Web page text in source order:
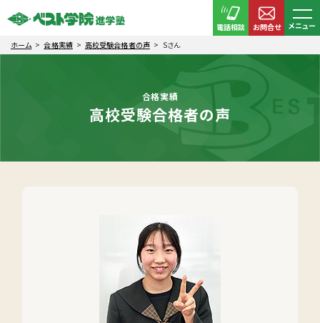
電話相談 お問合せ
メニュー
ホーム
合格実績 高校受験合格者の声 Ｓさん
合格実績
高校受験合格者の声